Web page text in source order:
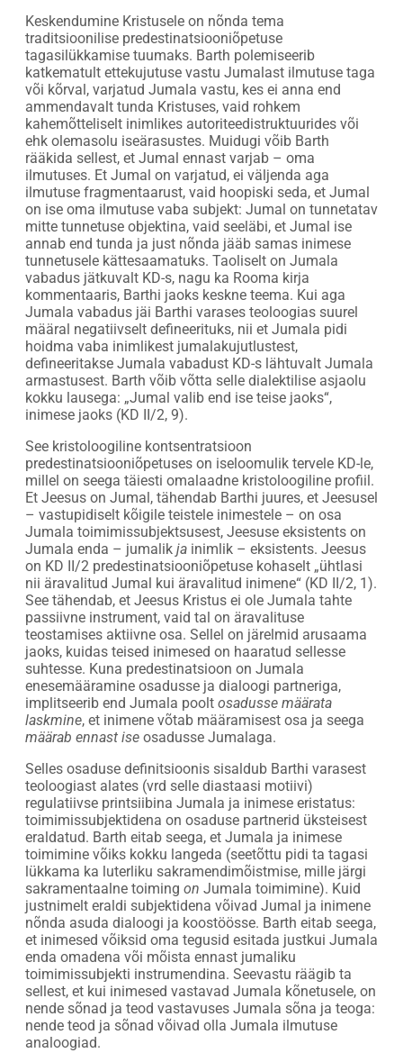
Keskendumine Kristusele on nõnda tema
traditsioonilise predestinatsiooniõpetuse
tagasilükkamise tuumaks. Barth polemiseerib
katkematult ettekujutuse vastu Jumalast ilmutuse taga
või kõrval, varjatud Jumala vastu, kes ei anna end
ammendavalt tunda Kristuses, vaid rohkem
kahemõtteliselt inimlikes autoriteedistruktuurides või
ehk olemasolu iseärasustes. Muidugi võib Barth
rääkida sellest, et Jumal ennast varjab – oma
ilmutuses. Et Jumal on varjatud, ei väljenda aga
ilmutuse fragmentaarust, vaid hoopiski seda, et Jumal
on ise oma ilmutuse vaba subjekt: Jumal on tunnetatav
mitte tunnetuse objektina, vaid seeläbi, et Jumal ise
annab end tunda ja just nõnda jääb samas inimese
tunnetusele kättesaamatuks. Taoliselt on Jumala
vabadus jätkuvalt KD-s, nagu ka Rooma kirja
kommentaaris, Barthi jaoks keskne teema. Kui aga
Jumala vabadus jäi Barthi varases teoloogias suurel
määral negatiivselt defineerituks, nii et Jumala pidi
hoidma vaba inimlikest jumalakujutlustest,
defineeritakse Jumala vabadust KD-s lähtuvalt Jumala
armastusest. Barth võib võtta selle dialektilise asjaolu
kokku lausega: „Jumal valib end ise teise jaoks“,
inimese jaoks (KD II/2, 9).
See kristoloogiline kontsentratsioon
predestinatsiooniõpetuses on iseloomulik tervele KD-le,
millel on seega täiesti omalaadne kristoloogiline profiil.
Et Jeesus on Jumal, tähendab Barthi juures, et Jeesusel
– vastupidiselt kõigile teistele inimestele – on osa
Jumala toimimissubjektsusest, Jeesuse eksistents on
Jumala enda – jumalik ja inimlik – eksistents. Jeesus
on KD II/2 predestinatsiooniõpetuse kohaselt „ühtlasi
nii äravalitud Jumal kui äravalitud inimene“ (KD II/2, 1).
See tähendab, et Jeesus Kristus ei ole Jumala tahte
passiivne instrument, vaid tal on äravalituse
teostamises aktiivne osa. Sellel on järelmid arusaama
jaoks, kuidas teised inimesed on haaratud sellesse
suhtesse. Kuna predestinatsioon on Jumala
enesemääramine osadusse ja dialoogi partneriga,
implitseerib end Jumala poolt osadusse määrata
laskmine, et inimene võtab määramisest osa ja seega
määrab ennast ise osadusse Jumalaga.
Selles osaduse definitsioonis sisaldub Barthi varasest
teoloogiast alates (vrd selle diastaasi motiivi)
regulatiivse printsiibina Jumala ja inimese eristatus:
toimimissubjektidena on osaduse partnerid üksteisest
eraldatud. Barth eitab seega, et Jumala ja inimese
toimimine võiks kokku langeda (seetõttu pidi ta tagasi
lükkama ka luterliku sakramendimõistmise, mille järgi
sakramentaalne toiming on Jumala toimimine). Kuid
justnimelt eraldi subjektidena võivad Jumal ja inimene
nõnda asuda dialoogi ja koostöösse. Barth eitab seega,
et inimesed võiksid oma tegusid esitada justkui Jumala
enda omadena või mõista ennast jumaliku
toimimissubjekti instrumendina. Seevastu räägib ta
sellest, et kui inimesed vastavad Jumala kõnetusele, on
nende sõnad ja teod vastavuses Jumala sõna ja teoga:
nende teod ja sõnad võivad olla Jumala ilmutuse
analoogiad.